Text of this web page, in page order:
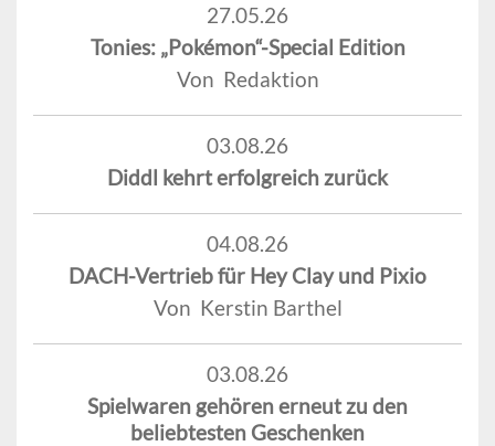
27.05.26
Tonies: „Pokémon“-Special Edition
Von Redaktion
03.08.26
Diddl kehrt erfolgreich zurück
04.08.26
DACH-Vertrieb für Hey Clay und Pixio
Von Kerstin Barthel
03.08.26
Spielwaren gehören erneut zu den
beliebtesten Geschenken